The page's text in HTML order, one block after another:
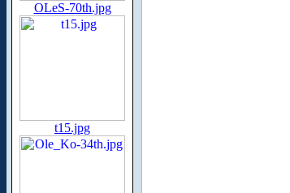
OLeS-70th.jpg
t15.jpg